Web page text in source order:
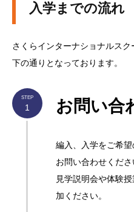
入学までの流れ
さくらインターナショナルス
下の通りとなっております。
お問い合
編入、入学をご希
お問い合わせくださ
見学説明会や体験
加ください。
STEP
1